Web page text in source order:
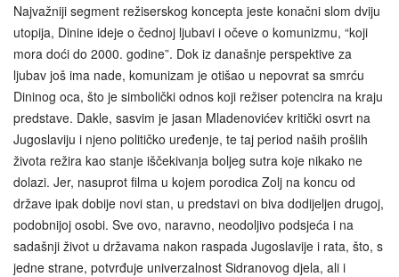
Najvažniji segment režiserskog koncepta jeste konačni slom dviju
utopija, Dinine ideje o čednoj ljubavi i očeve o komunizmu, “koji
mora doći do 2000. godine”. Dok iz današnje perspektive za
ljubav još ima nade, komunizam je otišao u nepovrat sa smrću
Dininog oca, što je simbolički odnos koji režiser potencira na kraju
predstave. Dakle, sasvim je jasan Mladenovićev kritički osvrt na
Jugoslaviju i njeno političko uređenje, te taj period naših prošlih
života režira kao stanje iščekivanja boljeg sutra koje nikako ne
dolazi. Jer, nasuprot filma u kojem porodica Zolj na koncu od
države ipak dobije novi stan, u predstavi on biva dodijeljen drugoj,
podobnijoj osobi. Sve ovo, naravno, neodoljivo podsjeća i na
sadašnji život u državama nakon raspada Jugoslavije i rata, što, s
jedne strane, potvrđuje univerzalnost Sidranovog djela, ali i